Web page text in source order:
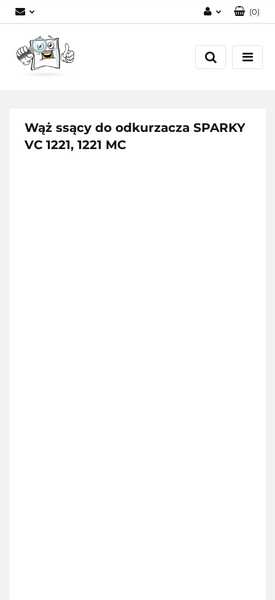
Zarejestruj się
(0)
Wąż ssący do odkurzacza SPARKY
VC 1221, 1221 MC